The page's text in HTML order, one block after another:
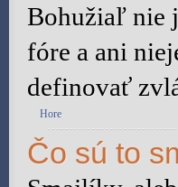
Bohužiaľ nie
fóre a ani
definovať
Hore
Čo sú to